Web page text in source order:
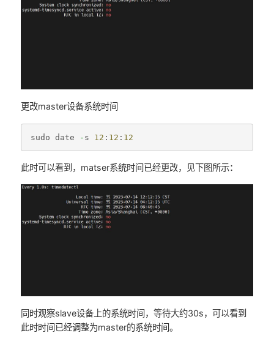
更改master设备系统时间
sudo date - s 12 : 12 : 12
此时可以看到，matser系统时间已经更改，见下图所示：
同时观察slave设备上的系统时间，等待大约30s，可以看到
此时时间已经调整为master的系统时间。